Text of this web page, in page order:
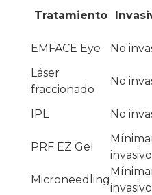
Tratamiento
EMFACE Eye
No
Láser
fraccionado
No
IPL
No
PRF EZ Gel
invasivo
Microneedling
invasivo